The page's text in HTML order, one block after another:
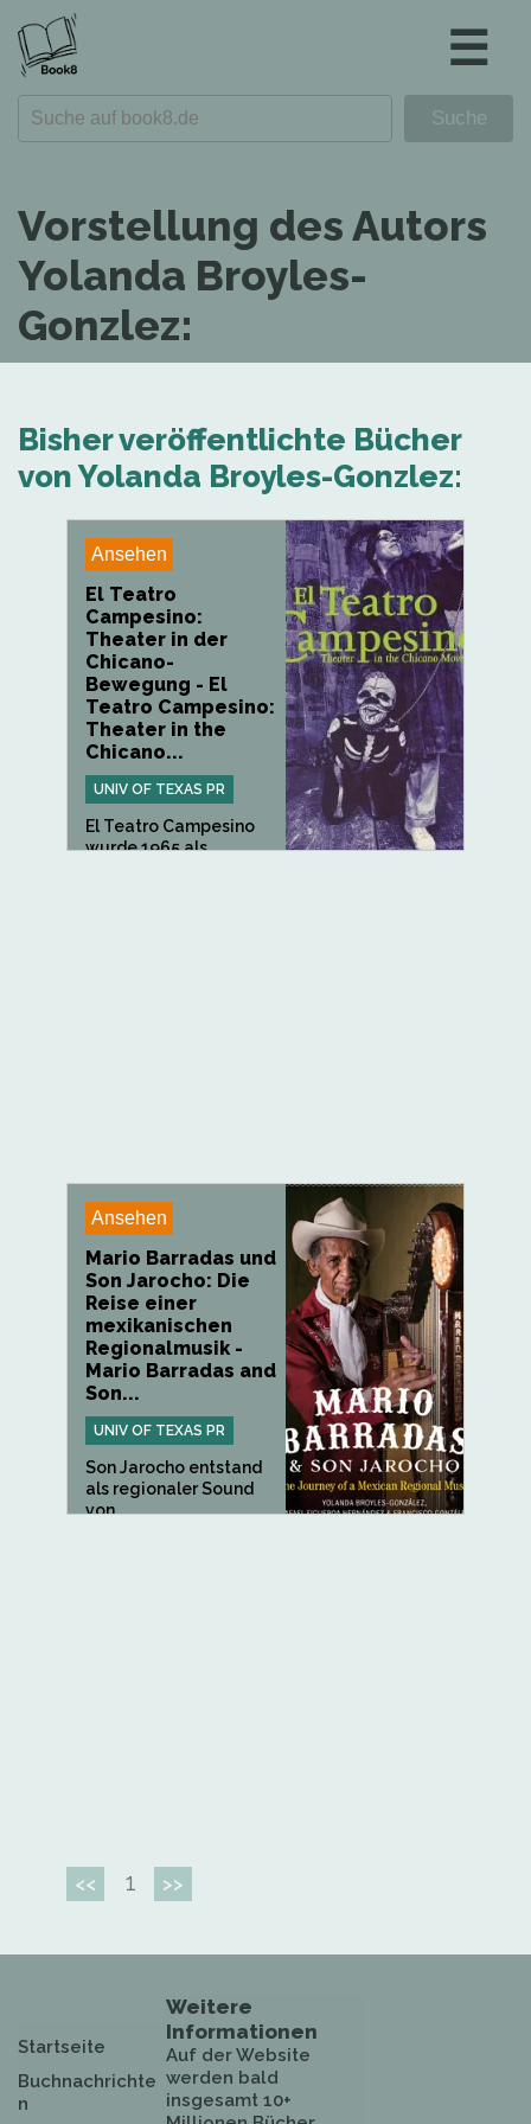
☰
Vorstellung des Autors
Yolanda Broyles-
Gonzlez:
Bisher veröffentlichte Bücher
von Yolanda Broyles-Gonzlez:
Ansehen
El Teatro
Campesino:
Theater in der
Chicano-
Bewegung - El
Teatro Campesino:
Theater in the
Chicano...
UNIV OF TEXAS PR
El Teatro Campesino
wurde 1965 als...
Ansehen
Mario Barradas und
Son Jarocho: Die
Reise einer
mexikanischen
Regionalmusik -
Mario Barradas and
Son...
UNIV OF TEXAS PR
Son Jarocho entstand
als regionaler Sound
von...
<< 1 >>
Startseite
Buchnachrichte
n
Weitere
Informationen
Auf der Website
werden bald
insgesamt 10+